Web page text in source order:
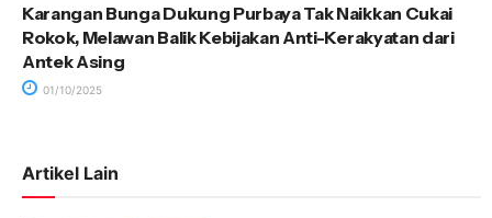
Karangan Bunga Dukung Purbaya Tak Naikkan Cukai
Rokok, Melawan Balik Kebijakan Anti-Kerakyatan dari
Antek Asing
01/10/2025
Artikel Lain